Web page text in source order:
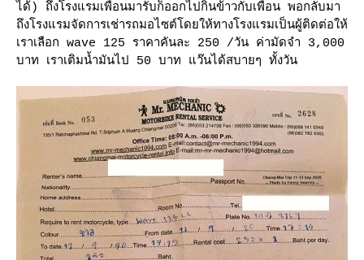
ได้) ถึงโรงแรมเพื่อนมารับก็ออกไปกินข้าวกับเพื่อน พอกลับมา
ถึงโรงแรมจัดการเช่ารถมอไซต์โดยให้ทางโรงแรมเป็นผู้ติดต่อให้
เราเลือก wave 125 ราคาคันละ 250 /วัน ค่ามัดจำ 3,000
บาท เราเติมน้ำมันไป 50 บาท แว๊นได้สบายๆ ทั้งวัน